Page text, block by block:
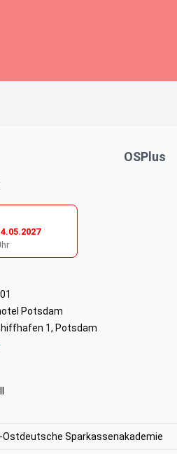
OSPlus
Potsdam
1, Potsdam
Ostdeutsche Sparkassenakademie